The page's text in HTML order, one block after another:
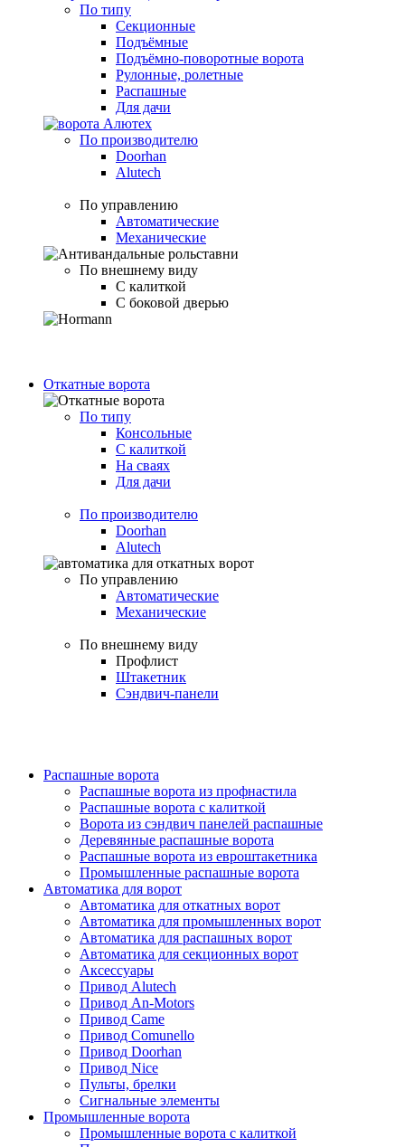
По типу
Секционные
Подъёмные
Подъёмно-поворотные ворота
Рулонные, ролетные
Распашные
Для дачи
По производителю
Doorhan
Alutech
По управлению
Автоматические
Механические
По внешнему виду
С калиткой
С боковой дверью
Откатные ворота
По типу
Консольные
С калиткой
На сваях
Для дачи
По производителю
Doorhan
Alutech
По управлению
Автоматические
Механические
По внешнему виду
Профлист
Штакетник
Сэндвич-панели
Распашные ворота
Распашные ворота из профнастила
Распашные ворота с калиткой
Ворота из сэндвич панелей распашные
Деревянные распашные ворота
Распашные ворота из евроштакетника
Промышленные распашные ворота
Автоматика для ворот
Автоматика для откатных ворот
Автоматика для промышленных ворот
Автоматика для распашных ворот
Автоматика для секционных ворот
Аксессуары
Привод Alutech
Привод An-Motors
Привод Came
Привод Comunello
Привод Doorhan
Привод Nice
Пульты, брелки
Сигнальные элементы
Промышленные ворота
Промышленные ворота с калиткой